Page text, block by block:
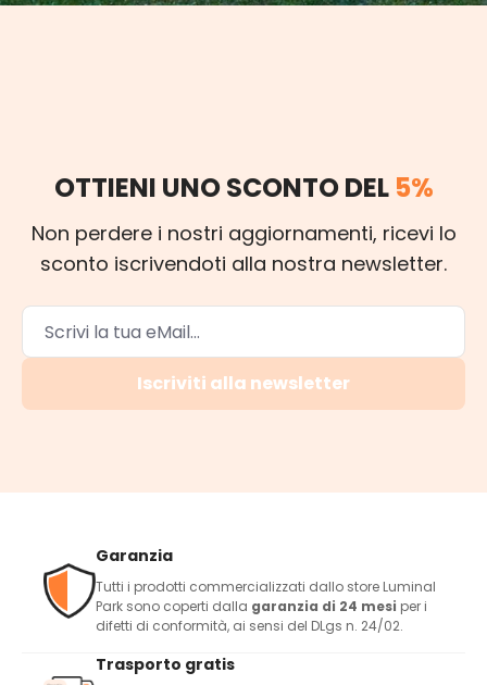
OTTIENI UNO SCONTO DEL 5%
Non perdere i nostri aggiornamenti, ricevi lo
sconto iscrivendoti alla nostra newsletter.
Iscriviti alla newsletter
Garanzia
Tutti i prodotti commercializzati dallo store Luminal
Park sono coperti dalla garanzia di 24 mesi per i
difetti di conformità, ai sensi del DLgs n. 24/02.
Trasporto gratis